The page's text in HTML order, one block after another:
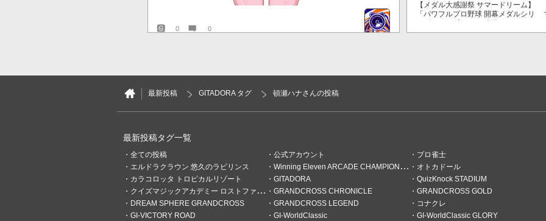
0 0
リゼットちゃんお誕生日おめでとう🎂🎁🎊
【メダル大感謝祭 サマードリーム】
「パワフルプロ野球 開幕メダルシリ
が2倍！
最新投稿 GITADORA タグ 頓瀬ハナさんの投稿
最新投稿タグ一覧
全ての投稿 公式アカウント
プロ雀士
エルドラクラウン 悠久のラビリンス
Winning Eleven ARCADE CHAMPIONSHIP
オトカドール
カラコロッタ トロピカルリゾート
GITADORA
QuizKnock STADIUM
クイズマジックアカデミー ロストファンタリウム
GRANDCROSS CHRONICLE
GRANDCROSS GOLD
DREAM SPHERE GRANDCROSS
GRANDCROSS LEGEND
コナクレ
GI-VICTORY ROAD
GI-WorldClassic
GI-WorldClassic GLORY